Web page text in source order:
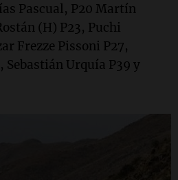
Pascual, P20 Martín
(H) P23, Puchi
Frezze Pissoni P27,
Sebastián Urquía P39 y